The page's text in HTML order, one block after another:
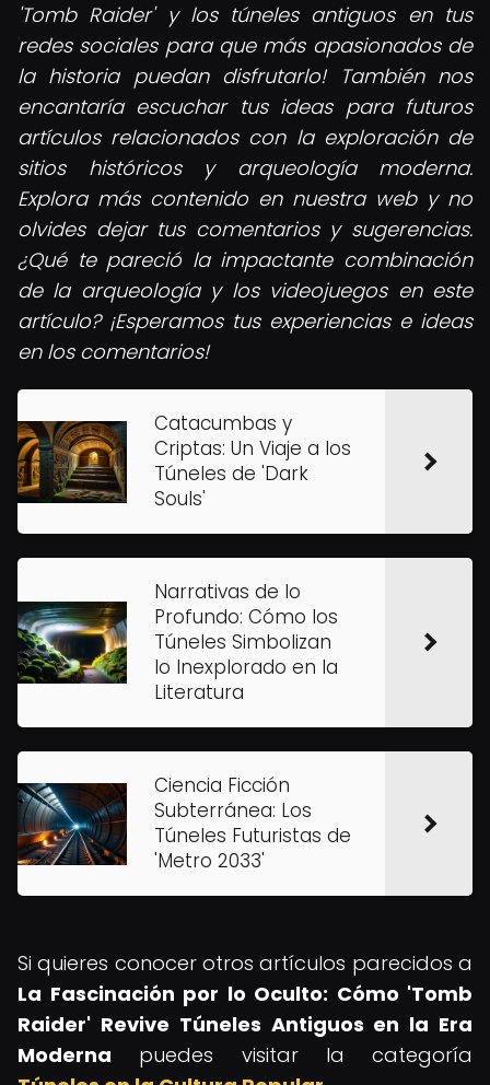
'Tomb Raider' y los túneles antiguos en tus
redes sociales para que más apasionados de
la historia puedan disfrutarlo!También nos
encantaría escuchar tus ideas para futuros
artículos relacionados con la exploración de
sitios históricos y arqueología moderna.
Explora más contenido en nuestra web y no
olvides dejar tus comentarios y sugerencias.
¿Qué te pareció la impactante combinación
de la arqueología y los videojuegos en este
artículo? ¡Esperamos tus experiencias e ideas
en los comentarios!
Catacumbas y
Criptas: Un Viaje a los
Túneles de 'Dark
Souls'
Narrativas de lo
Profundo: Cómo los
Túneles Simbolizan
lo Inexplorado en la
Literatura
Ciencia Ficción
Subterránea: Los
Túneles Futuristas de
'Metro 2033'
Si quieres conocer otros artículos parecidos a
La Fascinación por lo Oculto: Cómo 'Tomb
Raider' Revive Túneles Antiguos en la Era
Moderna puedes visitar la categoría